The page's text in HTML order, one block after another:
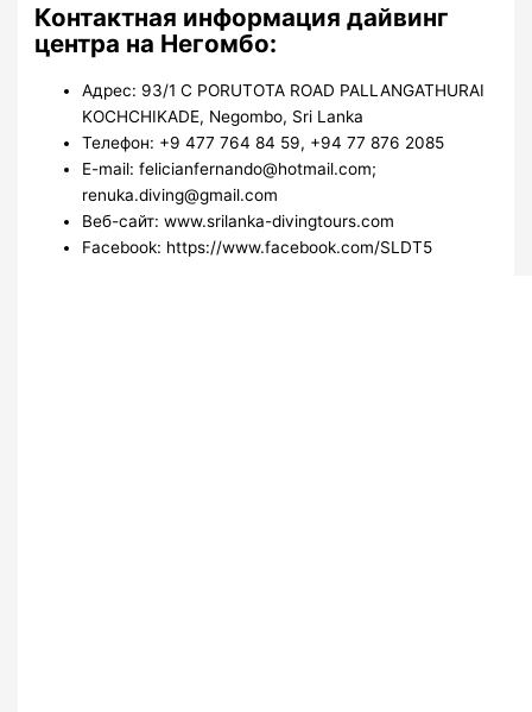
Контактная информация дайвинг
центра на Негомбо:
Адрес: 93/1 C PORUTOTA ROAD PALLANGATHURAI
KOCHCHIKADE, Negombo, Sri Lanka
Телефон: +9 477 764 84 59, +94 77 876 2085
E-mail: felicianfernando@hotmail.com;
renuka.diving@gmail.com
Веб-сайт: www.srilanka-divingtours.com
Facebook: https://www.facebook.com/SLDT5